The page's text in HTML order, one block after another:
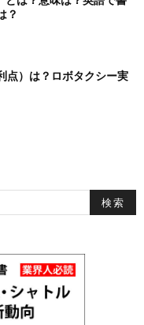
？
点）は？ロボタクシー実